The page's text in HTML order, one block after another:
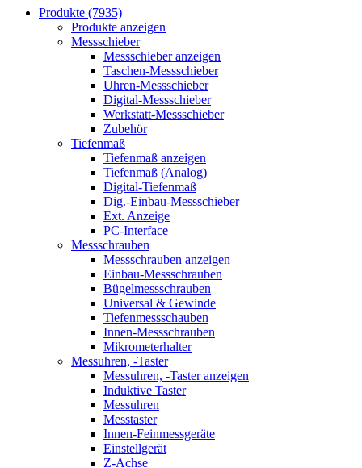
Produkte (7935)
Produkte anzeigen
Messschieber
Messschieber anzeigen
Taschen-Messschieber
Uhren-Messschieber
Digital-Messschieber
Werkstatt-Messschieber
Zubehör
Tiefenmaß
Tiefenmaß anzeigen
Tiefenmaß (Analog)
Digital-Tiefenmaß
Dig.-Einbau-Messschieber
Ext. Anzeige
PC-Interface
Messschrauben
Messschrauben anzeigen
Einbau-Messschrauben
Bügelmessschrauben
Universal & Gewinde
Tiefenmessschauben
Innen-Messschrauben
Mikrometerhalter
Messuhren, -Taster
Messuhren, -Taster anzeigen
Induktive Taster
Messuhren
Messtaster
Innen-Feinmessgeräte
Einstellgerät
Z-Achse